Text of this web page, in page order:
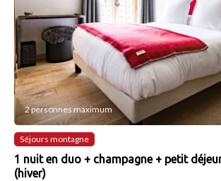
2 personnes maximum
Séjours montagne
1 nuit en duo + champagne + petit
(hiver)